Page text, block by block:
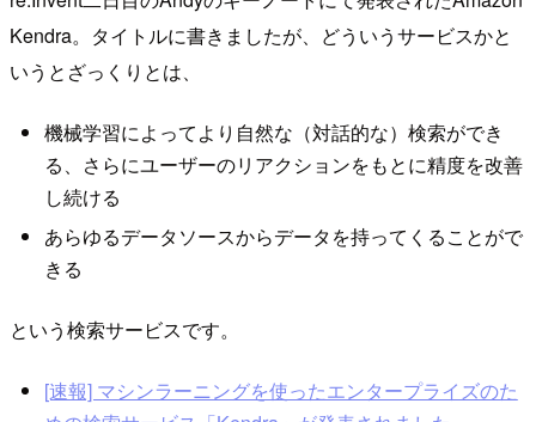
Kendra。タイトルに書きましたが、どういうサービスかと
いうとざっくりとは、
機械学習によってより自然な（対話的な）検索ができ
る、さらにユーザーのリアクションをもとに精度を改善
し続ける
あらゆるデータソースからデータを持ってくることがで
きる
という検索サービスです。
[速報] マシンラーニングを使ったエンタープライズのた